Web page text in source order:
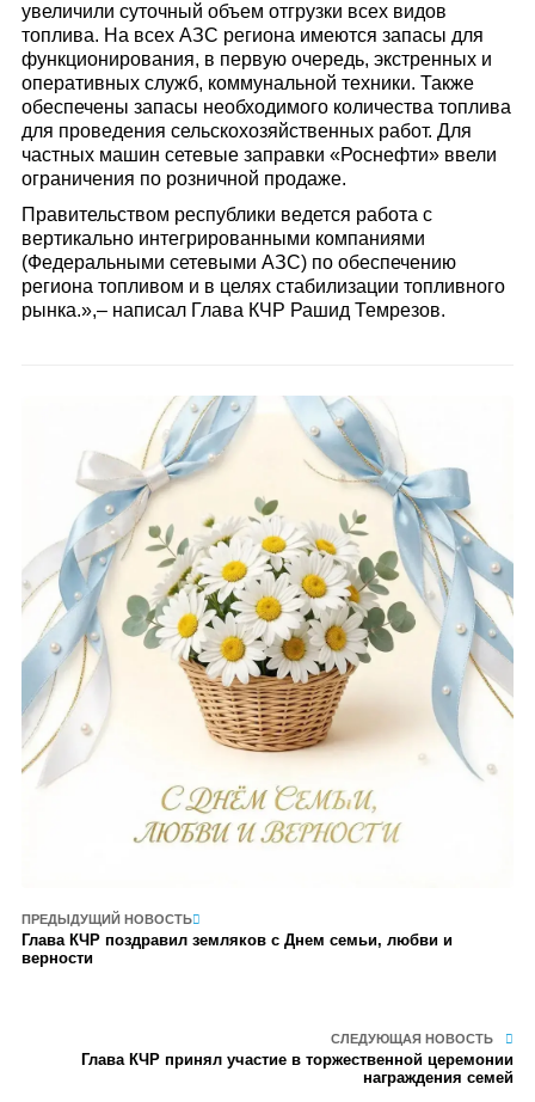
увеличили суточный объем отгрузки всех видов
топлива. На всех АЗС региона имеются запасы для
функционирования, в первую очередь, экстренных и
оперативных служб, коммунальной техники. Также
обеспечены запасы необходимого количества топлива
для проведения сельскохозяйственных работ. Для
частных машин сетевые заправки «Роснефти» ввели
ограничения по розничной продаже.
Правительством республики ведется работа с
вертикально интегрированными компаниями
(Федеральными сетевыми АЗС) по обеспечению
региона топливом и в целях стабилизации топливного
рынка.»,– написал Глава КЧР Рашид Темрезов.
ПРЕДЫДУЩИЙ НОВОСТЬ
Глава КЧР поздравил земляков с Днем семьи, любви и
верности
СЛЕДУЮЩАЯ НОВОСТЬ
Глава КЧР принял участие в торжественной церемонии
награждения семей